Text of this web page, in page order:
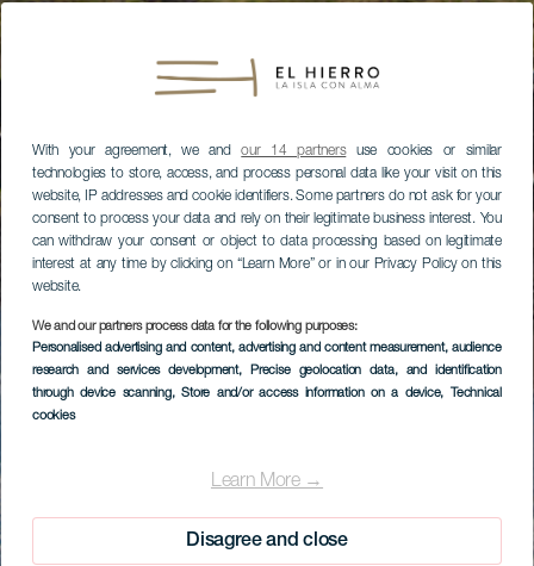
With your agreement, we andour 14 partnersuse cookies or similar
technologies to store, access, and process personal data like your visit on this
website, IP addresses and cookie identifiers. Some partners do not ask for your
consent to process your data and rely on their legitimate business interest. You
can withdraw your consent or object to data processing based on legitimate
interest at any time by clicking on “Learn More” or in our Privacy Policy on this
website.
We and our partners process data for the following purposes:
Personalised advertising and content, advertising and content measurement, audience
research and services development, Precise geolocation data, and identification
through device scanning, Store and/or access information on a device, Technical
cookies
Learn More →
Disagree and close